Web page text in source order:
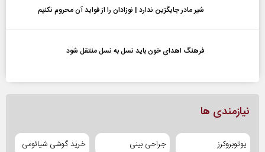
شیر مادر جایگزین ندارد | نوزادان را از فواید آن محروم نکنیم
فرهنگ اهدای خون باید نسل به نسل منتقل شود
نیازمندی ها
یوتوبروکرز جراحی بینی خرید گوشی شیائومی